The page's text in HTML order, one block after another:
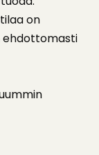
on
ehdottomasti